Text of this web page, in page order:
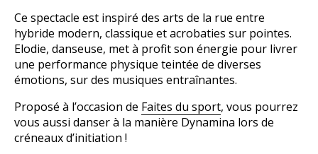
Ce spectacle est inspiré des arts de la rue entre
hybride modern, classique et acrobaties sur pointes.
Elodie, danseuse, met à profit son énergie pour livrer
une performance physique teintée de diverses
émotions, sur des musiques entraînantes.
Proposé à l’occasion de Faites du sport, vous pourrez
vous aussi danser à la manière Dynamina lors de
créneaux d’initiation !